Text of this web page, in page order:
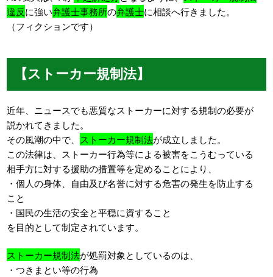
違反に強い弁護士事務所の弁護士に相談へ行きました。
（フィクションです）
【ストーカー規制法】
近年、ニュースでも悪質なストーカーに対する規制の必要が
説かれてきました。
その風潮の中で、 ストーカー規制法が成立しました。
この法律は、ストーカー行為等による被害をこうむっている
相手方に対する援助の措置等を定めることにより、
・個人の身体、自由及び名誉に対する危害の発生を防止する
こと
・国民の生活の安全と平穏に資すること
を目的として制定されています。
ストーカー規制法が処罰対象としているのは、
・つきまとい等の行為